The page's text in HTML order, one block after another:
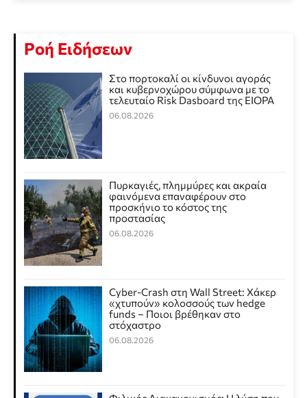
Ροή Ειδήσεων
Στο πορτοκαλί οι κίνδυνοι αγοράς
και κυβερνοχώρου σύμφωνα με το
τελευταίο Risk Dasboard της EIOPA
06.08.2026
Πυρκαγιές, πλημμύρες και ακραία
φαινόμενα επαναφέρουν στο
προσκήνιο το κόστος της
προστασίας
06.08.2026
Cyber-Crash στη Wall Street: Χάκερ
«χτυπούν» κολοσσούς των hedge
funds – Ποιοι βρέθηκαν στο
στόχαστρο
06.08.2026